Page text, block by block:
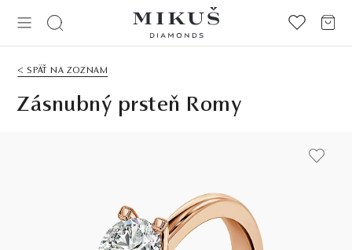
< SPÄŤ NA ZOZNAM
Zásnubný prsteň Romy